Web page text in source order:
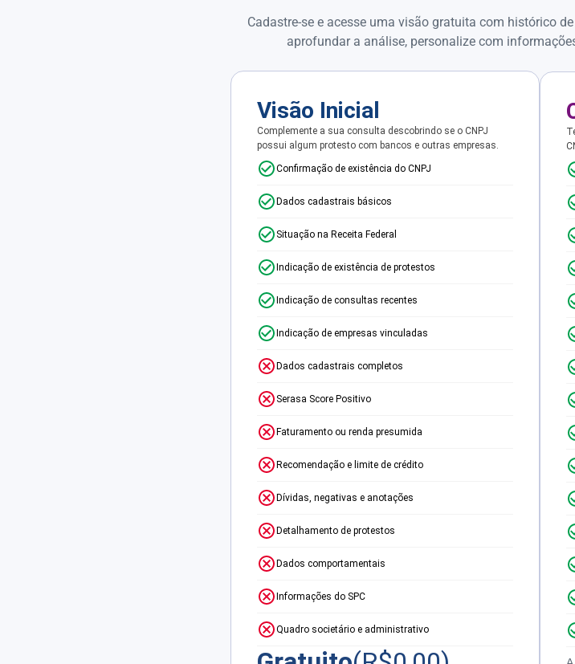
Cadastre-se e acesse uma visão gratuita com histórico
aprofundar a análise, personalize com
Visão Inicial
Complemente a sua consulta descobrindo se o CNPJ
possui algum protesto com bancos e outras empresas.
Confirmação de existência do CNPJ
Dados cadastrais básicos
Situação na Receita Federal
Indicação de existência de protestos
Indicação de consultas recentes
Indicação de empresas vinculadas
Dados cadastrais completos
Serasa Score Positivo
Faturamento ou renda presumida
Recomendação e limite de crédito
Dívidas, negativas e anotações
Detalhamento de protestos
Dados comportamentais
Informações do SPC
Quadro societário e administrativo